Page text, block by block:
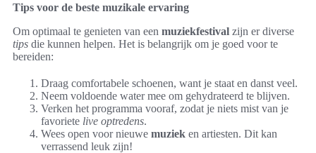
Tips voor de beste muzikale ervaring
Om optimaal te genieten van een muziekfestival zijn er diverse
tips die kunnen helpen. Het is belangrijk om je goed voor te
bereiden:
Draag comfortabele schoenen, want je staat en danst veel.
Neem voldoende water mee om gehydrateerd te blijven.
Verken het programma vooraf, zodat je niets mist van je
favoriete live optredens.
Wees open voor nieuwe muziek en artiesten. Dit kan
verrassend leuk zijn!